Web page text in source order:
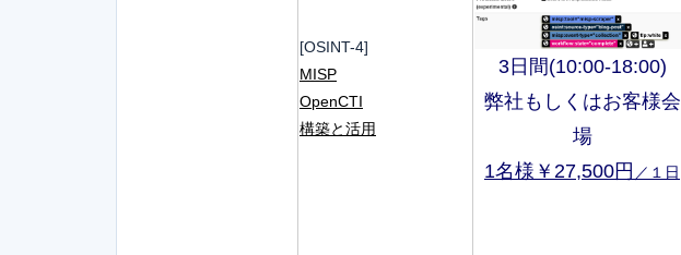
[OSINT-4]
MISP
OpenCTI
構築と活用
3日間(10:00-18:00)
弊社もしくはお客様会
場
1名様￥27,500円 ／１日